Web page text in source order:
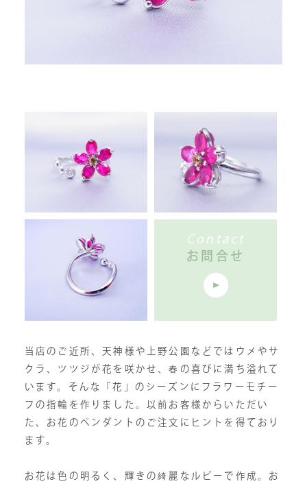
当店のご近所、天神様や上野公園などではウメやサ
クラ、ツツジが花を咲かせ、春の喜びに満ち溢れて
います。そんな「花」のシーズンにフラワーモチー
フの指輪を作りました。以前お客様からいただい
た、お花のペンダントのご注文にヒントを得ており
ます。
お花は色の明るく、輝きの綺麗なルビーで作成。お
Contact
お問合せ